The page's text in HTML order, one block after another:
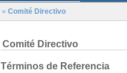
» Comité Directivo
Comité Directivo
Términos de Referencia